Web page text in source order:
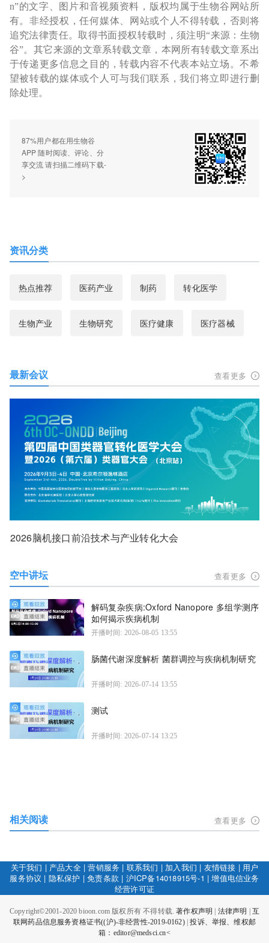
n”的文字、图片和音视频资料，版权均属于生物谷网站所
有。非经授权，任何媒体、网站或个人不得转载，否则将
追究法律责任。取得书面授权转载时，须注明“来源：生物
谷”。其它来源的文章系转载文章，本网所有转载文章系出
于传递更多信息之目的，转载内容不代表本站立场。不希
望被转载的媒体或个人可与我们联系，我们将立即进行删
除处理。
87%用户都在用生物谷
APP 随时阅读、评论、分
享交流 请扫描二维码下载-
>
资讯分类
热点推荐 医药产业 制药 转化医学
生物产业 生物研究 医疗健康 医疗器械
最新会议 查看更多
2026脑机接口前沿技术与产业转化大会
空中讲坛 查看更多
解码复杂疾病:Oxford Nanopore 多组学测序
如何揭示疾病机制
开播时间: 2026-08-05 13:55
肠菌代谢深度解析 菌群调控与疾病机制研究
开播时间: 2026-07-14 13:55
测试
开播时间: 2026-07-14 13:25
相关阅读 查看更多
关于我们 | 产品大全|营销服务 | 联系我们 | 加入我们 | 友情链接 | 用户
服务协议 | 隐私保护 |免责条款 | 沪ICP备14018915号-1 |增值电信业务
经营许可证
Copyright©2001-2020 bioon.com 版权所有 不得转载.著作权声明 法律声明
互
联网药品信息服务资格证书((沪)-非经营性-2019-0162)|投诉、举报、维权邮
箱：editor@medsci.cn<